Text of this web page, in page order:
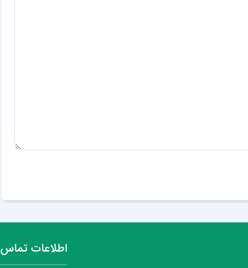
اطلاعات تماس